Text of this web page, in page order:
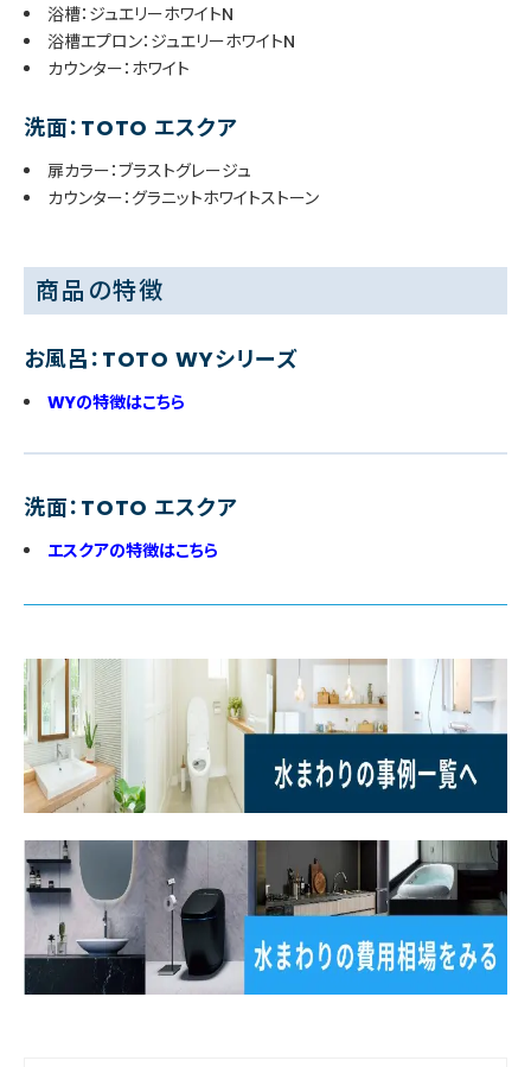
浴槽：ジュエリーホワイトN
浴槽エプロン：ジュエリーホワイトN
カウンター：ホワイト
洗面：TOTO エスクア
扉カラー：ブラストグレージュ
カウンター：グラニットホワイトストーン
商品の特徴
お風呂：TOTO WYシリーズ
WYの特徴はこちら
洗面：TOTO エスクア
エスクアの特徴はこちら